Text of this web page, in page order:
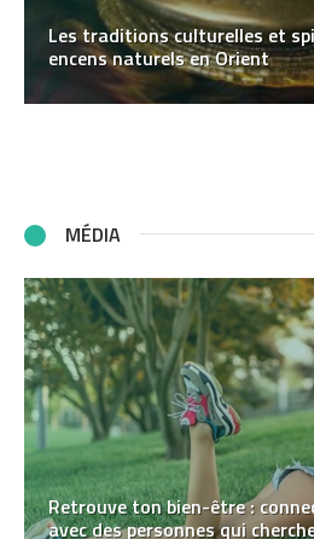
Les traditions culturelles et
encens naturels en Orient
MÉDIA
Retrouve ton bien-être :
avec des personnes qui